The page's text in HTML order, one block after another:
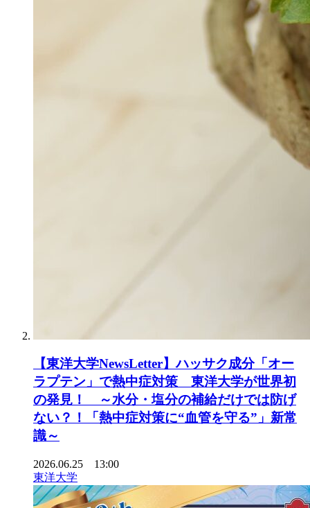
【東洋大学NewsLetter】ハッサク成分「オー
ラプテン」で熱中症対策 東洋大学が世界初
の発見！ ～水分・塩分の補給だけでは防げ
ない？！「熱中症対策に“血管を守る”」新常
識～
2026.06.25 13:00
東洋大学